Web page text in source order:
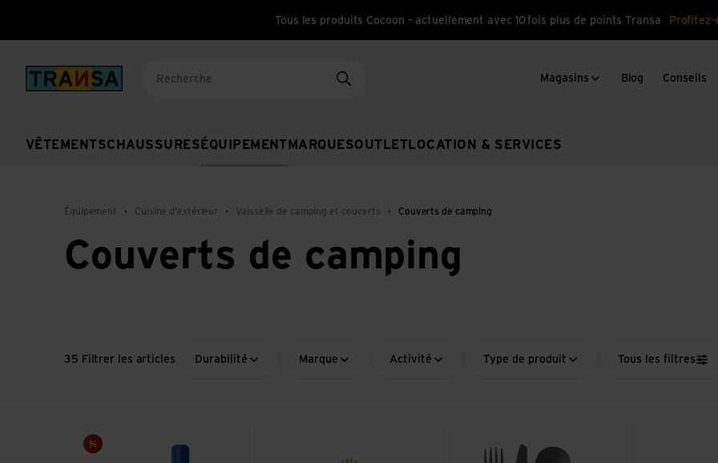
Tous les produits Cocoon – actuellement avec 10 fois plus de points Transa Profitez-
Back to home
VÊTEMENTSCHAUSSURES ÉQUIPEMENT MARQUESOUTLET LOCATION & SERVICES
Magasins Blog Conseils
Équipement Cuisine d'extérieur Vaisselle de camping et couverts Couverts de camping
Couverts de camping
35 Filtrer les articles Durabilité Marque Activité Type de produit Tous les filtres
Vente
Voir GoBites Click